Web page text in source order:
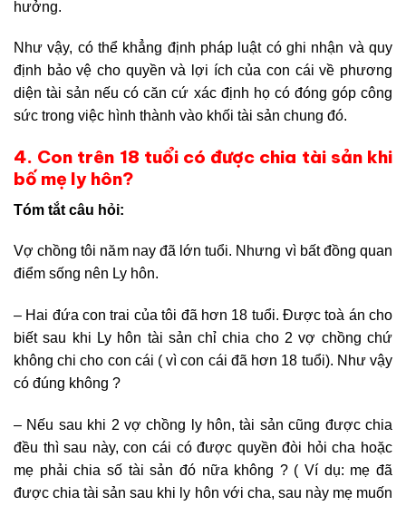
hưởng.
Như vậy, có thể khẳng định pháp luật có ghi nhận và quy
định bảo vệ cho quyền và lợi ích của con cái về phương
diện tài sản nếu có căn cứ xác định họ có đóng góp công
sức trong việc hình thành vào khối tài sản chung đó.
4. Con trên 18 tuổi có được chia tài sản khi
bố mẹ ly hôn?
Tóm tắt câu hỏi:
Vợ chồng tôi năm nay đã lớn tuổi. Nhưng vì bất đồng quan
điểm sống nên Ly hôn.
– Hai đứa con trai của tôi đã hơn 18 tuổi. Được toà án cho
biết sau khi Ly hôn tài sản chỉ chia cho 2 vợ chồng chứ
không chi cho con cái ( vì con cái đã hơn 18 tuổi). Như vậy
có đúng không ?
– Nếu sau khi 2 vợ chồng ly hôn, tài sản cũng được chia
đều thì sau này, con cái có được quyền đòi hỏi cha hoặc
mẹ phải chia số tài sản đó nữa không ? ( Ví dụ: mẹ đã
được chia tài sản sau khi ly hôn với cha, sau này mẹ muốn